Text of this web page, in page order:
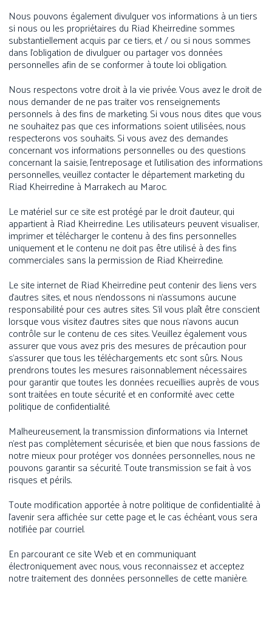
Nous pouvons également divulguer vos informations à un tiers
si nous ou les propriétaires du Riad Kheirredine sommes
substantiellement acquis par ce tiers, et / ou si nous sommes
dans l’obligation de divulguer ou partager vos données
personnelles afin de se conformer à toute loi obligation.
Nous respectons votre droit à la vie privée. Vous avez le droit de
nous demander de ne pas traiter vos renseignements
personnels à des fins de marketing. Si vous nous dites que vous
ne souhaitez pas que ces informations soient utilisées, nous
respecterons vos souhaits. Si vous avez des demandes
concernant vos informations personnelles ou des questions
concernant la saisie, l’entreposage et l’utilisation des informations
personnelles, veuillez contacter le département marketing du
Riad Kheirredine à Marrakech au Maroc.
Le matériel sur ce site est protégé par le droit d’auteur, qui
appartient à Riad Kheirredine. Les utilisateurs peuvent visualiser,
imprimer et télécharger le contenu à des fins personnelles
uniquement et le contenu ne doit pas être utilisé à des fins
commerciales sans la permission de Riad Kheirredine.
Le site internet de Riad Kheirredine peut contenir des liens vers
d’autres sites, et nous n’endossons ni n’assumons aucune
responsabilité pour ces autres sites. S’il vous plaît être conscient
lorsque vous visitez d’autres sites que nous n’avons aucun
contrôle sur le contenu de ces sites. Veuillez également vous
assurer que vous avez pris des mesures de précaution pour
s’assurer que tous les téléchargements etc sont sûrs. Nous
prendrons toutes les mesures raisonnablement nécessaires
pour garantir que toutes les données recueillies auprès de vous
sont traitées en toute sécurité et en conformité avec cette
politique de confidentialité.
Malheureusement, la transmission d’informations via Internet
n’est pas complètement sécurisée, et bien que nous fassions de
notre mieux pour protéger vos données personnelles, nous ne
pouvons garantir sa sécurité. Toute transmission se fait à vos
risques et périls.
Toute modification apportée à notre politique de confidentialité à
l’avenir sera affichée sur cette page et, le cas échéant, vous sera
notifiée par courriel.
En parcourant ce site Web et en communiquant
électroniquement avec nous, vous reconnaissez et acceptez
notre traitement des données personnelles de cette manière.